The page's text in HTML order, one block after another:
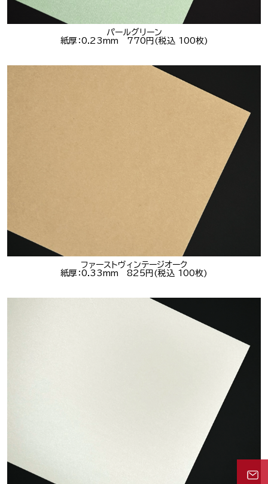
パールグリーン
紙厚：0.23mm 770円(税込 100枚)
ファーストヴィンテージオーク
紙厚：0.33mm 825円(税込 100枚)